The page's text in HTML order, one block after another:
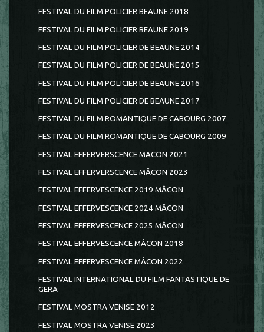
FESTIVAL DU FILM POLICIER BEAUNE 2018
FESTIVAL DU FILM POLICIER BEAUNE 2019
FESTIVAL DU FILM POLICIER DE BEAUNE 2014
FESTIVAL DU FILM POLICIER DE BEAUNE 2015
FESTIVAL DU FILM POLICIER DE BEAUNE 2016
FESTIVAL DU FILM POLICIER DE BEAUNE 2017
FESTIVAL DU FILM ROMANTIQUE DE CABOURG 2007
FESTIVAL DU FILM ROMANTIQUE DE CABOURG 2009
FESTIVAL EFFERVERSCENCE MACON 2021
FESTIVAL EFFERVERSCENCE MÂCON 2023
FESTIVAL EFFERVESCENCE 2019 MÂCON
FESTIVAL EFFERVESCENCE 2024 MÂCON
FESTIVAL EFFERVESCENCE 2025 MÂCON
FESTIVAL EFFERVESCENCE MÂCON 2018
FESTIVAL EFFERVESCENCE MÂCON 2022
FESTIVAL INTERNATIONAL DU FILM FANTASTIQUE DE
GERA
FESTIVAL MOSTRA VENISE 2012
FESTIVAL MOSTRA VENISE 2023